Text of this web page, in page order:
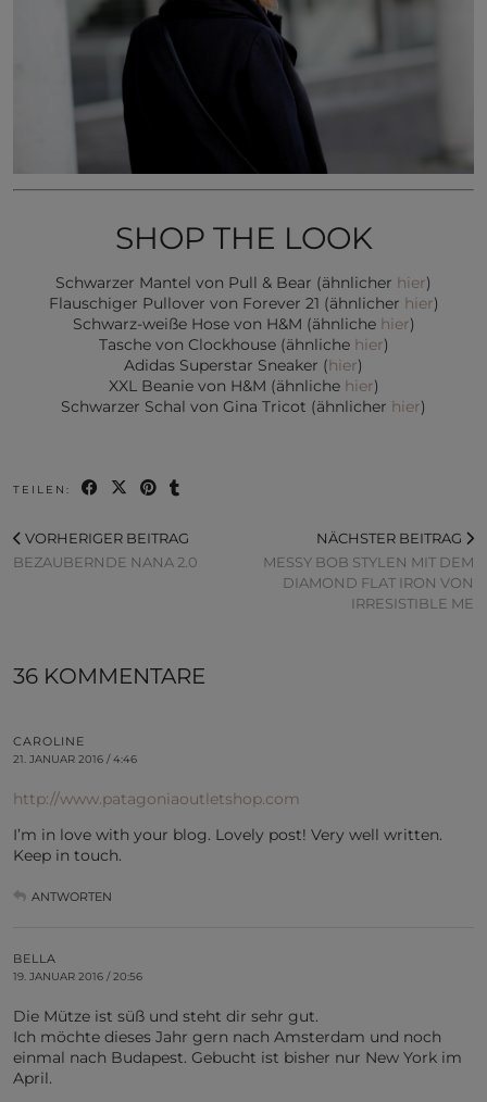
SHOP THE LOOK
Schwarzer Mantel von Pull & Bear (ähnlicher hier)
Flauschiger Pullover von Forever 21 (ähnlicher hier)
Schwarz-weiße Hose von H&M (ähnliche hier)
Tasche von Clockhouse (ähnliche hier)
Adidas Superstar Sneaker (hier)
XXL Beanie von H&M (ähnliche hier)
Schwarzer Schal von Gina Tricot (ähnlicher hier)
TEILEN:
VORHERIGER BEITRAG
BEZAUBERNDE NANA 2.0
NÄCHSTER BEITRAG
MESSY BOB STYLEN MIT DEM
DIAMOND FLAT IRON VON
IRRESISTIBLE ME
36 KOMMENTARE
CAROLINE
21. JANUAR 2016 / 4:46
http://www.patagoniaoutletshop.com
I’m in love with your blog. Lovely post! Very well written.
Keep in touch.
ANTWORTEN
BELLA
19. JANUAR 2016 / 20:56
Die Mütze ist süß und steht dir sehr gut.
Ich möchte dieses Jahr gern nach Amsterdam und noch
einmal nach Budapest. Gebucht ist bisher nur New York im
April.